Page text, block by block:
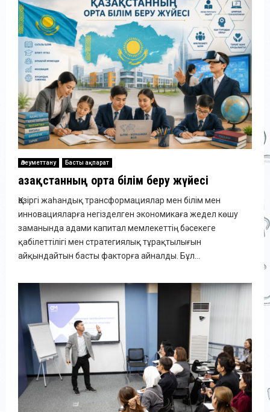
Әлеуметтану Басты ақпарат
Қазақстанның орта білім беру жүйесі
Қазіргі жаһандық трансформациялар мен білім мен
инновацияларға негізделген экономикаға жедел көшу
заманында адами капитал мемлекеттің бәсекеге
қабілеттілігі мен стратегиялық тұрақтылығын
айқындайтын басты факторға айналды. Бұл...